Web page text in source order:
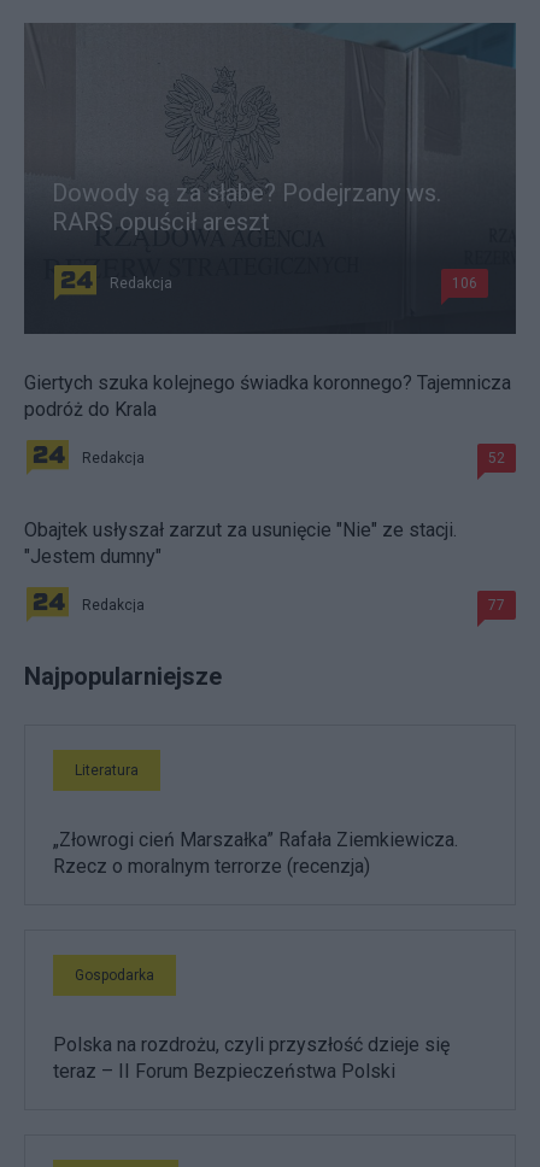
Dowody są za słabe? Podejrzany ws.
RARS opuścił areszt
Redakcja 106
Giertych szuka kolejnego świadka koronnego? Tajemnicza
podróż do Krala
Redakcja 52
Obajtek usłyszał zarzut za usunięcie "Nie" ze stacji.
"Jestem dumny"
Redakcja 77
Najpopularniejsze
Literatura
„Złowrogi cień Marszałka” Rafała Ziemkiewicza.
Rzecz o moralnym terrorze (recenzja)
Gospodarka
Polska na rozdrożu, czyli przyszłość dzieje się
teraz – II Forum Bezpieczeństwa Polski